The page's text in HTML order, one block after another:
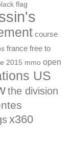
flag
course
france free to
2015 mmo open
US
the division
x360